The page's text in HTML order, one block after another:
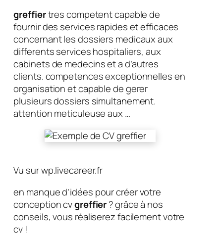
greffiertres competent capable de
fournir des services rapides et efficaces
concernant les dossiers medicaux aux
differents services hospitaliers, aux
cabinets de medecins et a d’autres
clients. competences exceptionnelles en
organisation et capable de gerer
plusieurs dossiers simultanement.
attention meticuleuse aux …
Vu sur wp.livecareer.fr
en manque d’idées pour créer votre
conception cvgreffier? grâce à nos
conseils, vous réaliserez facilement votre
cv !